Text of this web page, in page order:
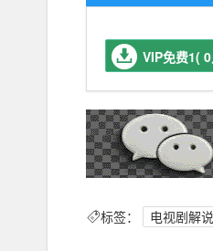
VIP免费1(
标签： 电视剧解